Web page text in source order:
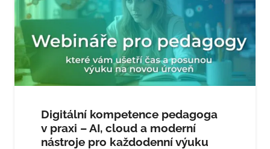
Digitální kompetence pedagoga
v praxi – AI, cloud a moderní
nástroje pro každodenní výuku